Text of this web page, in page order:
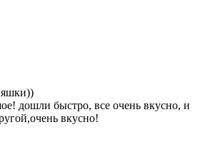
дошли быстро, все очень вкусно, и
вкусно!